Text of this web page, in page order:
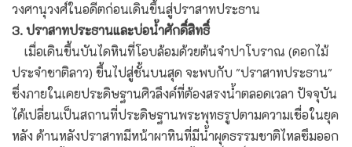
วงศานุวงศ์ในอดีตก่อนเดินขึ้นสู่ปราสาทประธาน
3. ปราสาทประธานและบ่อน้ำศักดิ์สิทธิ์
เมื่อเดินขึ้นบันไดหินที่โอบล้อมด้วยต้นจำปาโบราณ (ดอกไม้
ประจำชาติลาว) ขึ้นไปสู่ชั้นบนสุด จะพบกับ "ปราสาทประธาน"
ซึ่งภายในเคยประดิษฐานศิวลึงค์ที่ต้องสรงน้ำตลอดเวลา ปัจจุบัน
ได้เปลี่ยนเป็นสถานที่ประดิษฐานพระพุทธรูปตามความเชื่อในยุค
หลัง ด้านหลังปราสาทมีหน้าผาหินที่มีน้ำผุดธรรมชาติไหลซึมออก